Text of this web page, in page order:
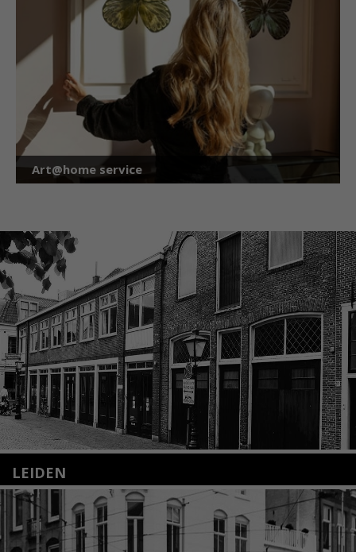
Art@home service
LEIDEN
Nieuwstraat 35
2312 KA Leiden
+31(0)71 – 52 84 480
info@kunsthuisleiden.nl